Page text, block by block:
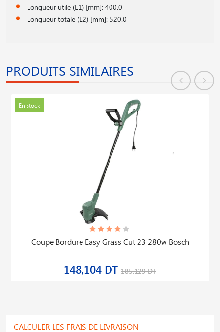
Longueur utile (L1) [mm]: 400.0
Longueur totale (L2) [mm]: 520.0
PRODUITS SIMILAIRES
En stock
Coupe Bordure Easy Grass Cut 23 280w Bosch
148,104 DT 185,129 DT
CALCULER LES FRAIS DE LIVRAISON